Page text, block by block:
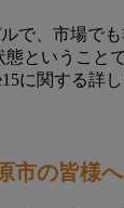
で、市場で
ということ
に関する詳
市の皆様へ